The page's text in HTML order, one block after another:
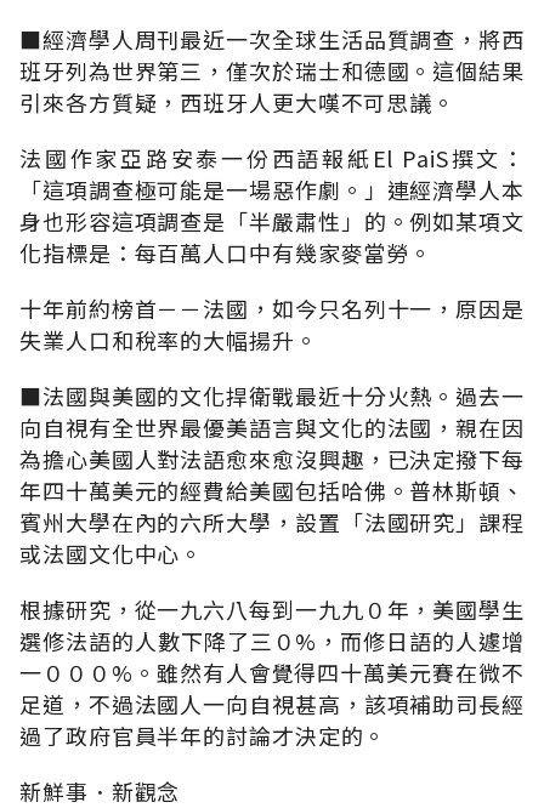
■經濟學人周刊最近一次全球生活品質調查，將西
班牙列為世界第三，僅次於瑞士和德國。這個結果
引來各方質疑，西班牙人更大嘆不可思議。
法國作家亞路安泰一份西語報紙El PaiS撰文：
「這項調查極可能是一場惡作劇。」連經濟學人本
身也形容這項調查是「半嚴肅性」的。例如某項文
化指標是：每百萬人口中有幾家麥當勞。
十年前約榜首－－法國，如今只名列十一，原因是
失業人口和稅率的大幅揚升。
■法國與美國的文化捍衛戰最近十分火熱。過去一
向自視有全世界最優美語言與文化的法國，親在因
為擔心美國人對法語愈來愈沒興趣，已決定撥下每
年四十萬美元的經費給美國包括哈佛。普林斯頓、
賓州大學在內的六所大學，設置「法國研究」課程
或法國文化中心。
根據研究，從一九六八每到一九九０年，美國學生
選修法語的人數下降了三０%，而修日語的人遽增
一０００%。雖然有人會覺得四十萬美元賽在微不
足道，不過法國人一向自視甚高，該項補助司長經
過了政府官員半年的討論才決定的。
新鮮事．新觀念